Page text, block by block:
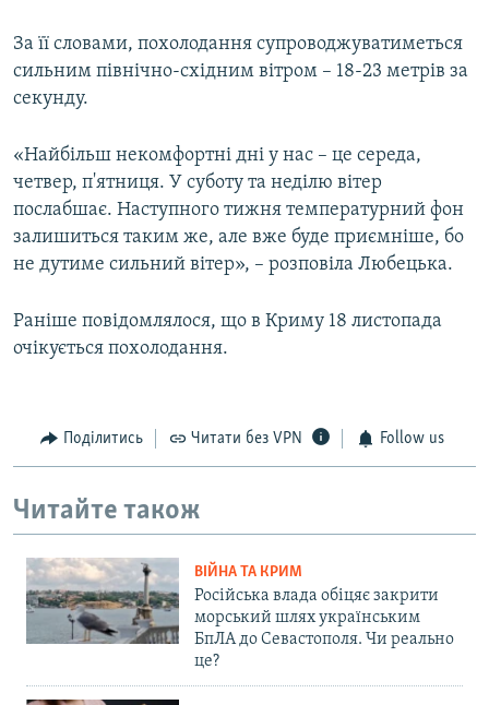
За її словами, похолодання супроводжуватиметься
сильним північно-східним вітром – 18-23 метрів за
секунду.
«Найбільш некомфортні дні у нас – це середа,
четвер, п'ятниця. У суботу та неділю вітер
послабшає. Наступного тижня температурний фон
залишиться таким же, але вже буде приємніше, бо
не дутиме сильний вітер», – розповіла Любецька.
Раніше повідомлялося, що в Криму 18 листопада
очікується похолодання.
Поділитись Читати без VPN Follow us
Читайте також
ВІЙНА ТА КРИМ
Російська влада обіцяє закрити
морський шлях українським
БпЛА до Севастополя. Чи реально
це?